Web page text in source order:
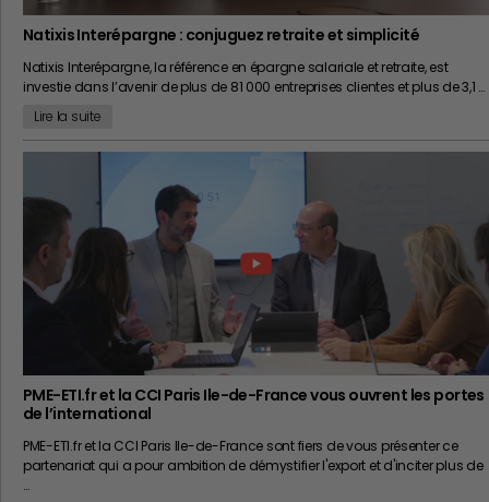
Natixis Interépargne : conjuguez retraite et simplicité
Natixis Interépargne, la référence en épargne salariale et retraite, est
investie dans l’avenir de plus de 81 000 entreprises clientes et plus de 3,1 …
Lire la suite
PME-ETI.fr et la CCI Paris Ile-de-France vous ouvrent les portes
de l’international
PME-ETI.fr et la CCI Paris Ile-de-France sont fiers de vous présenter ce
partenariat qui a pour ambition de démystifier l'export et d'inciter plus de
…